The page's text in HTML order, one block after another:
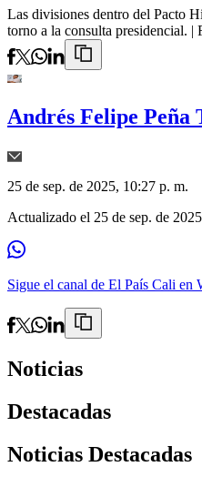
Las divisiones dentro del Pacto
torno a la consulta presidencial. |
Andrés Felipe Peña
25 de sep. de 2025, 10:27 p. m.
Actualizado el 25 de sep. de
Sigue el canal de El País Cali en
Noticias
Destacadas
Noticias Destacadas